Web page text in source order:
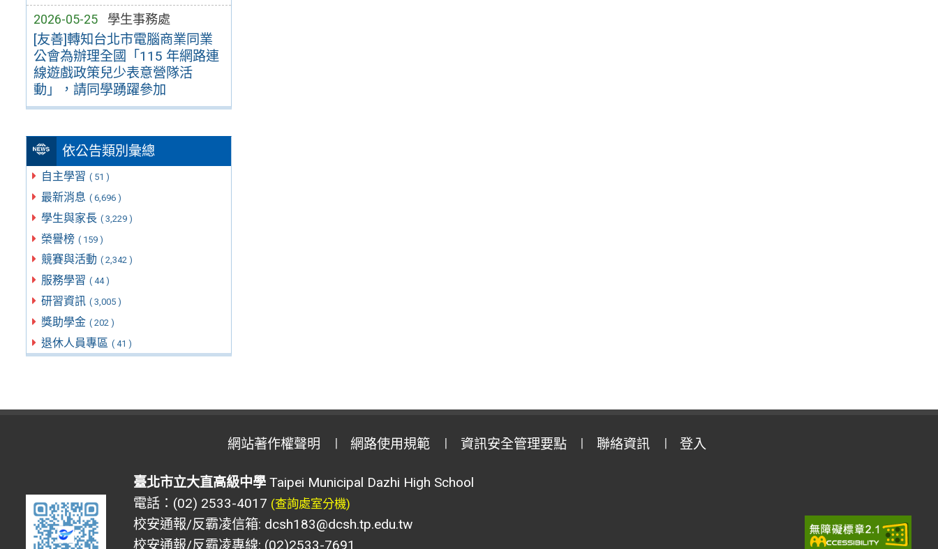
2026-05-25 學生事務處
[友善]轉知台北市電腦商業同業
公會為辦理全國「115 年網路連
線遊戲政策兒少表意營隊活
動」，請同學踴躍參加
依公告類別彙總
自主學習 ( 51 )
最新消息 ( 6,696 )
學生與家長 ( 3,229 )
榮譽榜 ( 159 )
競賽與活動 ( 2,342 )
服務學習 ( 44 )
研習資訊 ( 3,005 )
獎助學金 ( 202 )
退休人員專區 ( 41 )
網站著作權聲明 網路使用規範 資訊安全管理要點 聯絡資訊 登入
臺北市立大直高級中學Taipei Municipal Dazhi High School
電話：(02) 2533-4017 (查詢處室分機)
校安通報/反霸凌信箱: dcsh183@dcsh.tp.edu.tw
校安通報/反霸凌專線: (02)2533-7691